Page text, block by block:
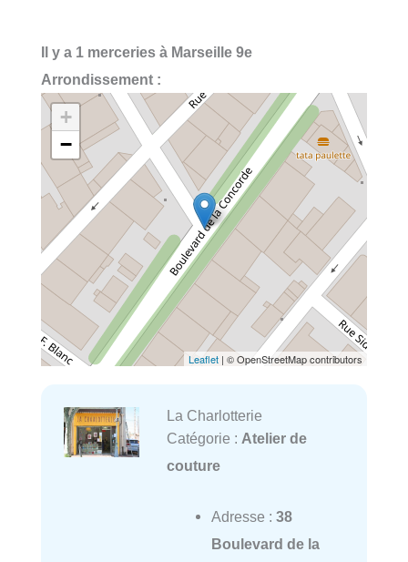
Il y a 1 merceries à Marseille 9e
Arrondissement :
+
−
Leaflet | © OpenStreetMap contributors
La Charlotterie
Catégorie : Atelier de
couture
Adresse : 38
Boulevard de la